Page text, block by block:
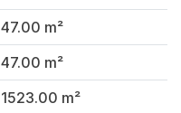
47.00 m²
47.00 m²
1523.00 m²